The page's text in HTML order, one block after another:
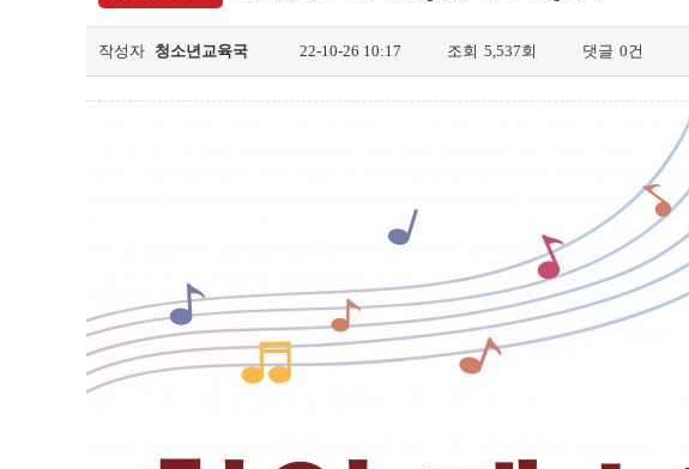
작성자 청소년교육국 22-10-26 10:17 조회 5,537회 댓글 0건